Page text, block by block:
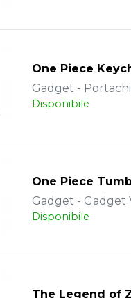
One Piece
Gadget -
Disponibile
One Piece
Gadget - Gadget
Disponibile
The Legend of